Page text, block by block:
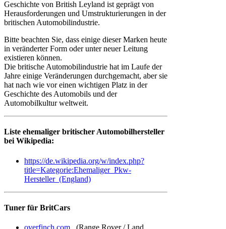
Geschichte von British Leyland ist geprägt von
Herausforderungen und Umstrukturierungen in der
britischen Automobilindustrie.
Bitte beachten Sie, dass einige dieser Marken heute
in veränderter Form oder unter neuer Leitung
existieren können.
Die britische Automobilindustrie hat im Laufe der
Jahre einige Veränderungen durchgemacht, aber sie
hat nach wie vor einen wichtigen Platz in der
Geschichte des Automobils und der
Automobilkultur weltweit.
Liste ehemaliger britischer Automobilhersteller
bei Wikipedia:
https://de.wikipedia.org/w/index.php?
title=Kategorie:Ehemaliger_Pkw-
Hersteller_(England)
Tuner für BritCars